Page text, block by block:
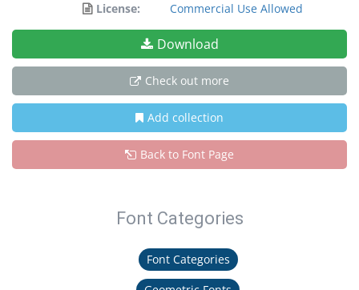
License:
Commercial Use Allowed
Download
Check out more
Add collection
Back to Font Page
Font Categories
Font Categories